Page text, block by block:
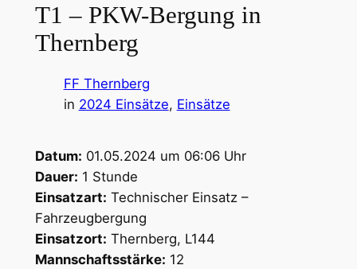
T1 – PKW-Bergung in
Thernberg
FF Thernberg
in 2024 Einsätze, Einsätze
Datum: 01.05.2024 um 06:06 Uhr
Dauer: 1 Stunde
Einsatzart: Technischer Einsatz –
Fahrzeugbergung
Einsatzort: Thernberg, L144
Mannschaftsstärke: 12